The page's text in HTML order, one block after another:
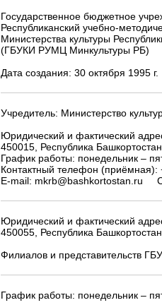
Государственное бюджетное
Республиканский учебно-
Министерства культуры
(ГБУКИ РУМЦ Минкультуры РБ)
Дата создания: 30 октября 1995 г.
Учредитель: Министерство
Юридический и фактический
450015, Республика
График работы: понедельник –
Контактный телефон (приёмная):
E-mail: mkrb@bashkortostan.ru
Юридический и фактический
450055, Республика
Филиалов и представительств
График работы: понедельник –